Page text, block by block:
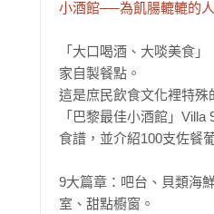
小酒館──為飢腸轆轆的
「大口喝酒、大啖美食
家自製餐點。
這是庶民飲食文化裡特殊
「巴黎最佳小酒館」
食譜，並介紹100支佐餐
9大篇章：吧台、貝類海
室、甜點櫥窗。